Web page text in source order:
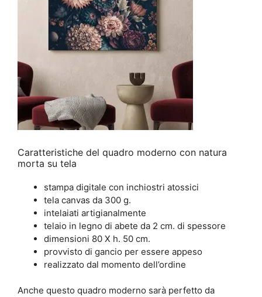
Caratteristiche del quadro moderno con natura
morta su tela
stampa digitale con inchiostri atossici
tela canvas da 300 g.
intelaiati artigianalmente
telaio in legno di abete da 2 cm. di spessore
dimensioni 80 X h. 50 cm.
provvisto di gancio per essere appeso
realizzato dal momento dell’ordine
Anche questo quadro moderno sarà perfetto da